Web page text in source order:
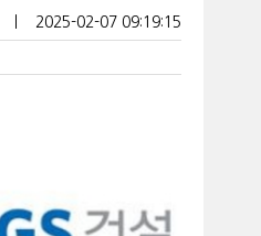
2025-02-07 09:19:15